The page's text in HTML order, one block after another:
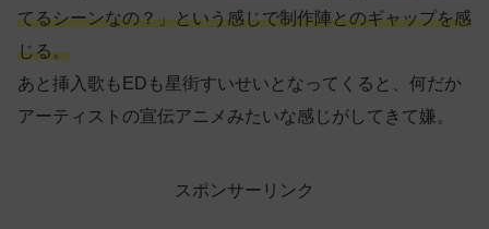
てるシーンなの？」という感じで制作陣とのギャップを感
じる。
あと挿入歌もEDも星街すいせいとなってくると、何だか
アーティストの宣伝アニメみたいな感じがしてきて嫌。
スポンサーリンク